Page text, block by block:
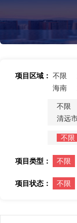
项目区域： 不限
海南
不限
清远
不限
项目类型： 不限
项目状态： 不限